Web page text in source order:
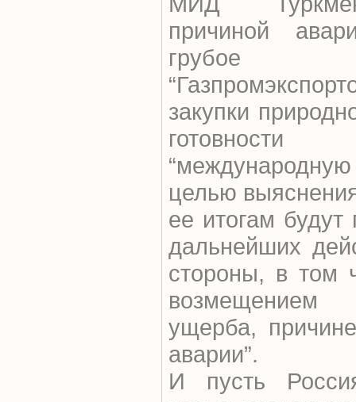
причиной
грубое
закупки
целью
ее итогам
дальнейших
стороны, в том
ущерба,
аварии”.
И пусть